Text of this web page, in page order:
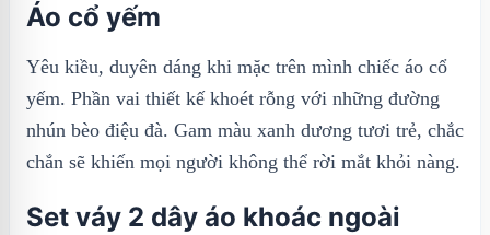
Áo cổ yếm
Yêu kiều, duyên dáng khi mặc trên mình chiếc áo cổ
yếm. Phần vai thiết kế khoét rỗng với những đường
nhún bèo điệu đà. Gam màu xanh dương tươi trẻ, chắc
chắn sẽ khiến mọi người không thể rời mắt khỏi nàng.
Set váy 2 dây áo khoác ngoài